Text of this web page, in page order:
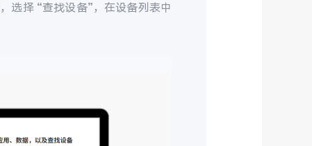
，选择 “查找设备”，在设备列表中